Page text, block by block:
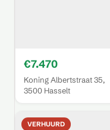
€7.470
Koning Albertstraat 35,
3500 Hasselt
VERHUURD